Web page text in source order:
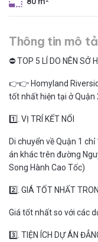
Thông tin mô tả
⛔️ TOP 5 LÍ DO NÊN SỞ
👉👉 Homyland
tốt nhất hiện tại ở Quận
1️⃣. VỊ TRÍ KẾT NỐI
Di chuyển về Quận 1
án khác trên đường
Song Hành Cao Tốc)
2️⃣. GIÁ TỐT NHẤT
Giá tốt nhất so với các
3️⃣. TIỆN ÍCH DỰ ÁN